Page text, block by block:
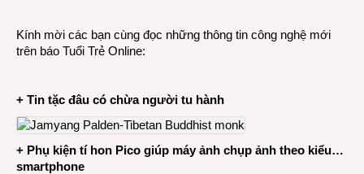
Kính mời các bạn cùng đọc những thông tin công nghệ mới
trên báo Tuổi Trẻ Online:
+ Tin tặc đâu có chừa người tu hành
+ Phụ kiện tí hon Pico giúp máy ảnh chụp ảnh theo kiểu…
smartphone